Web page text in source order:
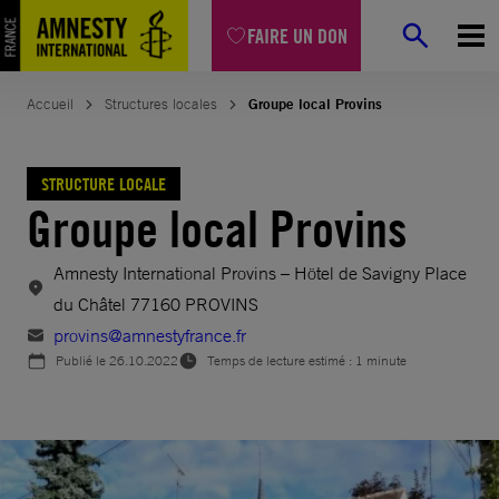
FAIRE UN DON
Aller
au
contenu
Accueil Structures locales Groupe local Provins
STRUCTURE LOCALE
Groupe local Provins
Amnesty International Provins – Hötel de Savigny Place
du Châtel 77160 PROVINS
provins@amnestyfrance.fr
Publié le26.10.2022 Temps de lecture estimé : 1 minute